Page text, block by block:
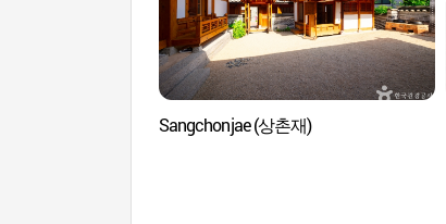
Sangchonjae (상촌재)